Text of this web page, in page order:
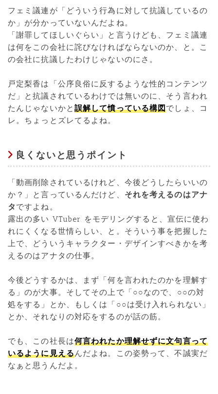
フェミ議連が「どういう行為に対して抗議しているの
か」が分かっていないんだよね。
「謝罪してほしいぐらい」と言うけども、フェミ議連
は何をこの会社に詫びなければならないのか、と。こ
の会社に抗議したわけじゃないのにさ。
戸定梨香は「公序良俗に反するような性的コンテンツ
だ」と抗議されているわけでは無いのに、そう言われ
たんじゃないかと 誤解して憤っている構図でしょ、コ
レ。ちょっとズレてるよね。
良くないと思うポイント
「動画削除されているけれど、今後どうしたらいいの
か？」と言っているんだけど、 それを考えるのはアナ
タ ですよね。
露出の多い VTuber をモデリングすると、宣伝に使わ
れにくくなる世情らしい、と。そういう事を把握した
上で、どういうキャラクター・デザインすべきかを考
えるのはアナタの仕事。
今後どうするかは、まず「何を言われたのかを理解す
る」のが大事。そしてその上で「○○なので、○○の対
処をする」とか、もしくは「○○は受け入れられない」
とか、それなりの対応をするのが話の筋。
でも、この社長は何言われたか理解せずに文句言って
いるように見えるんだよね。この姿勢って、不誠実だ
なぁと思うんだよ。